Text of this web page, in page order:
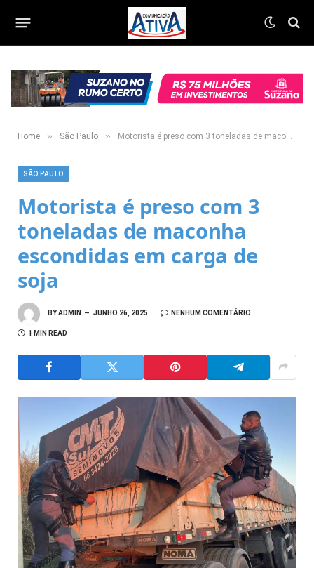
Home » São Paulo » Motorista é preso com 3 toneladas de maconha escondidas em carga de soja
SÃO PAULO
Motorista é preso com 3
toneladas de maconha
escondidas em carga de
soja
BYADMIN JUNHO 26, 2025 NENHUM COMENTÁRIO
1 MIN READ